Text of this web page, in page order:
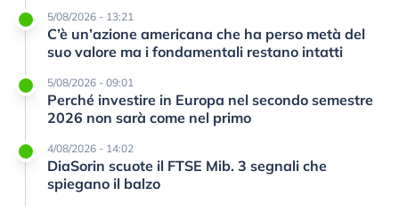
5/08/2026 - 13:21
C’è un’azione americana che ha perso metà del
suo valore ma i fondamentali restano intatti
5/08/2026 - 09:01
Perché investire in Europa nel secondo semestre
2026 non sarà come nel primo
4/08/2026 - 14:02
DiaSorin scuote il FTSE Mib. 3 segnali che
spiegano il balzo